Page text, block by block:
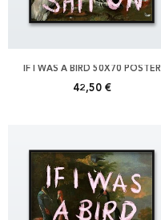
IF I WAS A BIRD 50X70 POSTER
42,50 €